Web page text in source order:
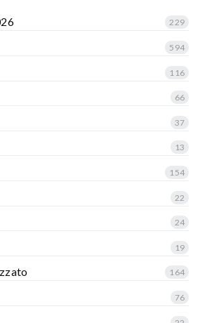
229
594
116
66
37
13
154
22
24
19
164
76